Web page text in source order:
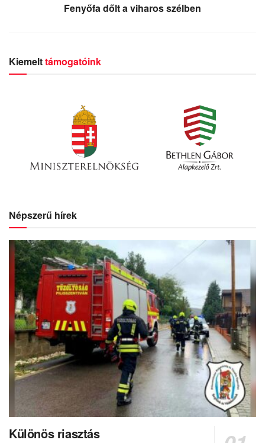
Fenyőfa dőlt a viharos szélben
Kiemelttámogatóink
Népszerű hírek
Különös riasztás